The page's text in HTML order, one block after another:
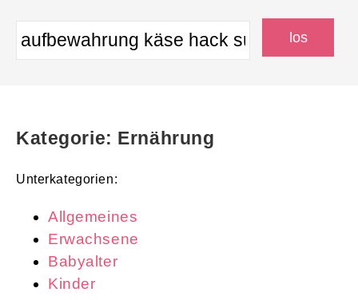
Kategorie: Ernährung
Unterkategorien:
Allgemeines
Erwachsene
Babyalter
Kinder